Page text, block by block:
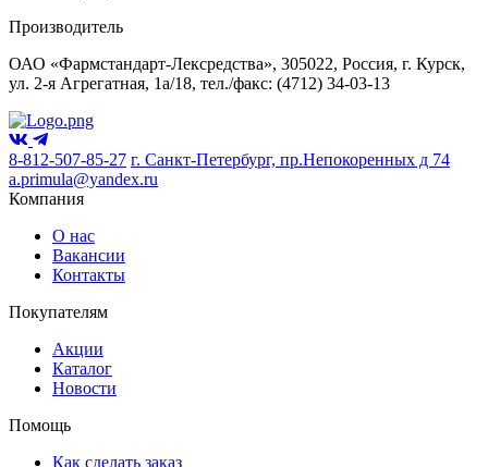
Производитель
ОАО «Фармстандарт-Лексредства», 305022, Россия, г. Курск,
ул. 2-я Агрегатная, 1а/18, тел./факс: (4712) 34-03-13
8-812-507-85-27 г. Санкт-Петербург, пр.Непокоренных д 74
a.primula@yandex.ru
Компания
О нас
Вакансии
Контакты
Покупателям
Акции
Каталог
Новости
Помощь
Как сделать заказ